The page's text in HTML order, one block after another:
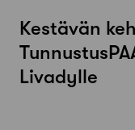
Kestävän
Livadylle